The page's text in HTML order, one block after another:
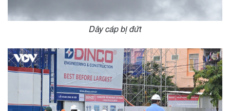
Dây cáp bị đứt